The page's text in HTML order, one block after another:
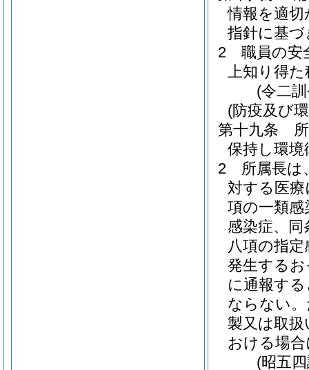
情報を適
指針に基
2
職員の安
上知り得
(令二
(防疫及び
第十九条
保持し環
2
所属長は
対する医
項の一類感
感染症、
八項の指
発生する
に通報す
ならない。
製又は取
おける場
(昭五